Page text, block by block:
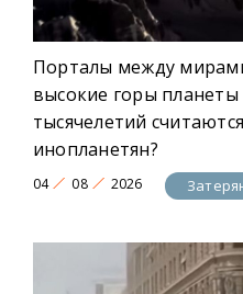
Порталы между
высокие горы
тысячелетий
инопланетян?
04 08 2026